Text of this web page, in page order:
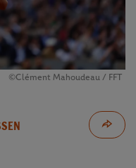
©Clément Mahoudeau / FFT